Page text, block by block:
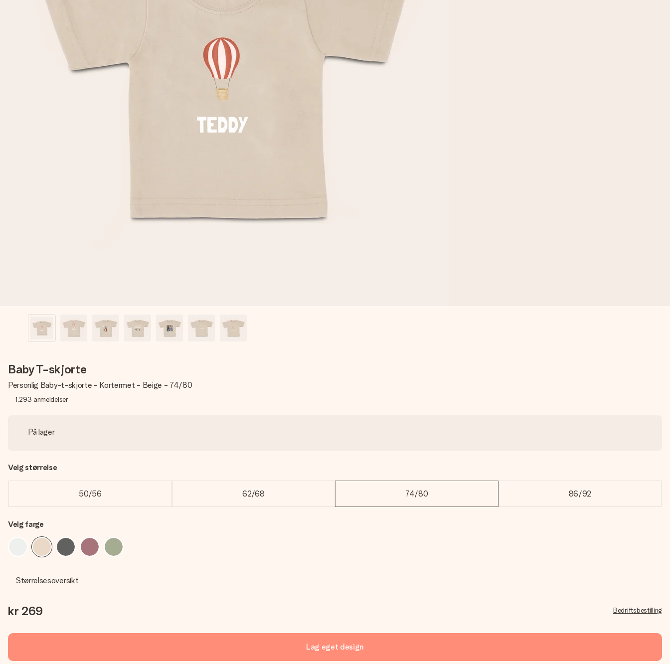
Baby T-skjorte
Personlig Baby-t-skjorte - Kortermet - Beige - 74/80
1,293 anmeldelser
På lager
Velg størrelse
50/56 62/68 74/80 86/92
Velg farge
Størrelsesoversikt
kr 269 Bedriftsbestilling
Lag eget design